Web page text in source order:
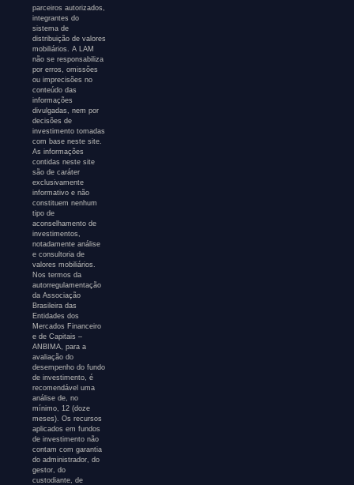
parceiros autorizados,
integrantes do
sistema de
distribuição de valores
mobiliários. A LAM
não se responsabiliza
por erros, omissões
ou imprecisões no
conteúdo das
informações
divulgadas, nem por
decisões de
investimento tomadas
com base neste site.
As informações
contidas neste site
são de caráter
exclusivamente
informativo e não
constituem nenhum
tipo de
aconselhamento de
investimentos,
notadamente análise
e consultoria de
valores mobiliários.
Nos termos da
autorregulamentação
da Associação
Brasileira das
Entidades dos
Mercados Financeiro
e de Capitais –
ANBIMA, para a
avaliação do
desempenho do fundo
de investimento, é
recomendável uma
análise de, no
mínimo, 12 (doze
meses). Os recursos
aplicados em fundos
de investimento não
contam com garantia
do administrador, do
gestor, do
custodiante, de